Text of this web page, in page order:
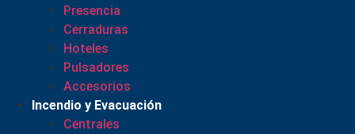
Presencia
Cerraduras
Hoteles
Pulsadores
Accesorios
Incendio y Evacuación
Centrales